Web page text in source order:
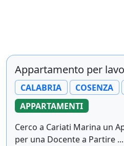
Appartamento per
CALABRIA COSENZA
APPARTAMENTI
Cerco a Cariati Marina un
per una Docente a Partire ...